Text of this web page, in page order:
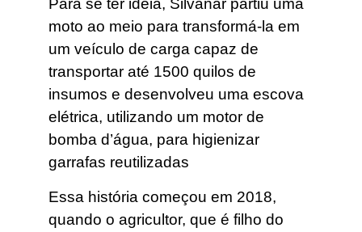
Para se ter ideia, Silvanar partiu uma
moto ao meio para transformá-la em
um veículo de carga capaz de
transportar até 1500 quilos de
insumos e desenvolveu uma escova
elétrica, utilizando um motor de
bomba d’água, para higienizar
garrafas reutilizadas
Essa história começou em 2018,
quando o agricultor, que é filho do